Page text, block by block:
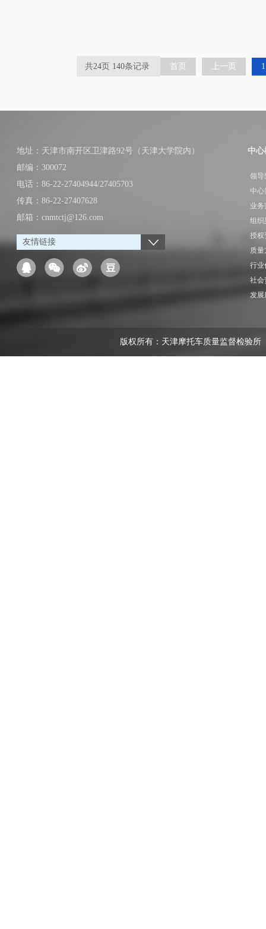
共24页 140条记录 首页 上一页 1
地址：天津市南开区卫津路92号（天津大学院内）
邮编：300072
电话：86-22-27404944/27405703
传真：86-22-27407628
邮箱：cnmtctj@126.com
友情链接
中
领导
中心
业务
组织
授权
质量
行业
社会
发展
版权所有：天津摩托车质量监督检